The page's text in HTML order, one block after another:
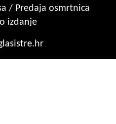
/ Predaja osmrtnica
izdanje